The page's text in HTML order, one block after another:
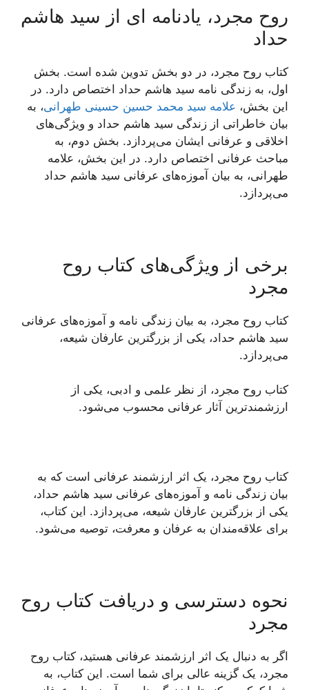
روح مجرد، یادنامه ای از سید هاشم
حداد
کتاب روح مجرد، در دو بخش تدوین شده است. بخش
اول، به زندگی نامه سید هاشم حداد اختصاص دارد. در
این بخش، علامه سید محمد حسین حسینی طهرانی، به
بیان خاطراتی از زندگی سید هاشم حداد و ویژگی‌های
اخلاقی و عرفانی ایشان می‌پردازد. بخش دوم، به
مباحث عرفانی اختصاص دارد. در این بخش، علامه
طهرانی، به بیان آموزه‌های عرفانی سید هاشم حداد
می‌پردازد.
برخی از ویژگی‌های کتاب روح
مجرد
کتاب روح مجرد، به بیان زندگی نامه و آموزه‌های عرفانی
سید هاشم حداد، یکی از بزرگترین عارفان شیعه،
می‌پردازد.
کتاب روح مجرد، از نظر علمی و ادبی، یکی از
ارزشمندترین آثار عرفانی محسوب می‌شود.
کتاب روح مجرد، یک اثر ارزشمند عرفانی است که به
بیان زندگی نامه و آموزه‌های عرفانی سید هاشم حداد،
یکی از بزرگترین عارفان شیعه، می‌پردازد. این کتاب،
برای علاقه‌مندان به عرفان و معرفت، توصیه می‌شود.
نحوه دسترسی و دریافت کتاب روح
مجرد
اگر به دنبال یک اثر ارزشمند عرفانی هستید، کتاب روح
مجرد، یک گزینه عالی برای شما است. این کتاب، به